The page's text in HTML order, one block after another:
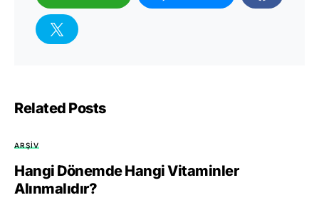
Related Posts
ARŞIV
Hangi Dönemde Hangi Vitaminler
Alınmalıdır?